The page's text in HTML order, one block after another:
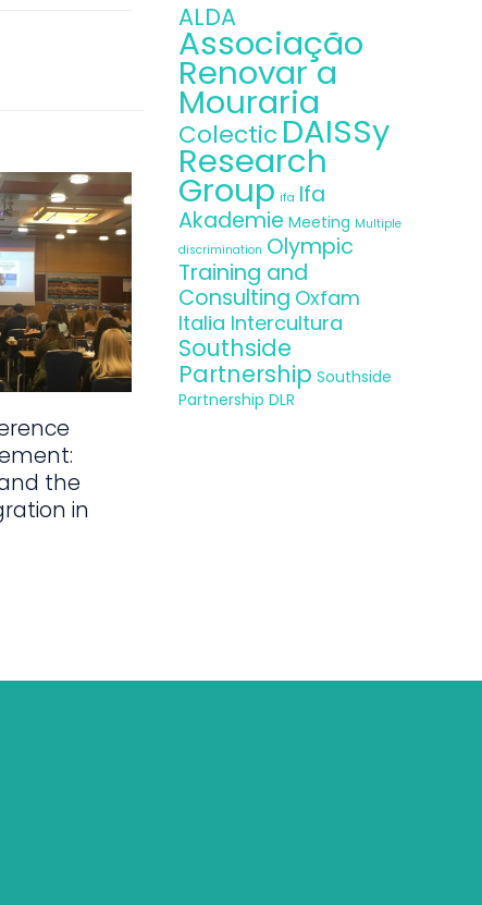
the
in
ALDA
Associação
Renovar a
Mouraria
Colectic DAISSy
Research
Group ifa Ifa
Akademie Meeting Multiple
discrimination Olympic
Training and
Consulting Oxfam
Italia Intercultura
Southside
Partnership Southside
Partnership DLR